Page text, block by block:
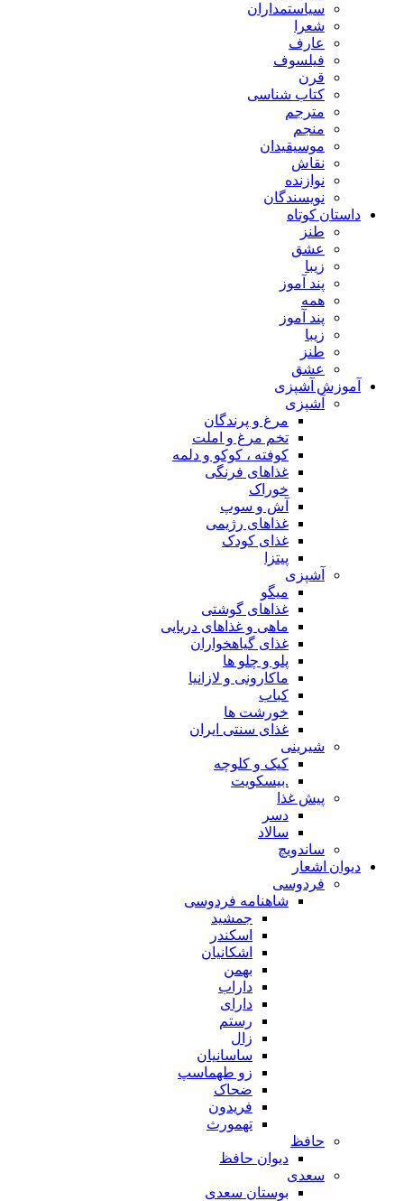
سیاستمداران
شعرا
عارف
فیلسوف
قرن
کتاب شناسی
مترجم
منجم
موسیقیدان
نقاش
نوازنده
نویسندگان
داستان کوتاه
طنز
عشق
زیبا
پند آموز
همه
پند آموز
زیبا
طنز
عشق
آموزش آشپزی
آشپزی
مرغ و پرندگان
تخم مرغ و املت
کوفته ، کوکو و دلمه
غذاهای فرنگی
خوراک
آش و سوپ
غذاهای رژیمی
غذای کودک
پیتزا
آشپزی
میگو
غذاهای گوشتی
ماهی و غذاهای دریایی
غذای گیاهخواران
پلو و چلو ها
ماکارونی و لازانیا
کباب
خورشت ها
غذای سنتی ایران
شیرینی
کیک و کلوچه
.بیسکویت
پیش غذا
دسر
سالاد
ساندویچ
دیوان اشعار
فردوسی
شاهنامه فردوسی
جمشید
اسکندر
اشکانیان
بهمن
داراب
دارای
رستم
زال
ساسانیان
زو طهماسپ‏
ضحاک
فریدون
تهمورث
حافظ
دیوان حافظ
سعدی
بوستان سعدی